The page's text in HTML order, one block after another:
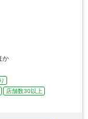
か
店舗数30以上